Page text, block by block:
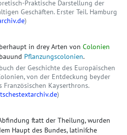
Praktische Darstellung der
Geschäften. Erster Teil. Hamburg
)
in drey Arten von Colonien
Pflanzungscolonien.
der Geschichte des Europäischen
von der Entdeckung beyder
Kayserthrons.
)
ſtatt der Theilung, wurden
Haupt des Bundes, latiniſche